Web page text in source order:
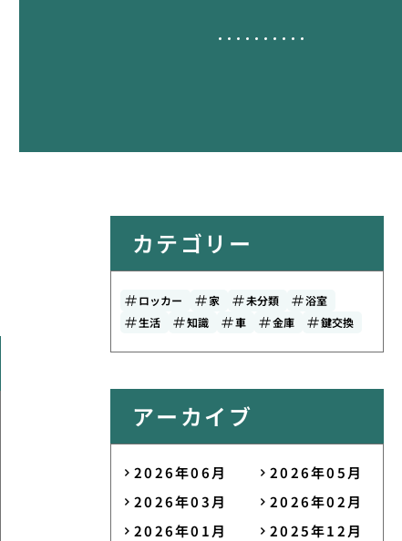
カテゴリー
ロッカー 家 未分類
浴室
生活
知識 車 金庫 鍵交換
アーカイブ
2026年06月
2026年05月
2026年03月
2026年02月
2026年01月
2025年12月